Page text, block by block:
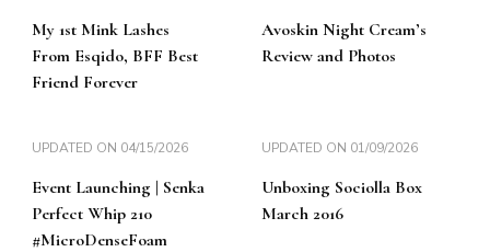
My 1st Mink Lashes
From Esqido, BFF Best
Friend Forever
Avoskin Night Cream’s
Review and Photos
UPDATED ON 04/15/2026
Event Launching | Senka
Perfect Whip 210
#MicroDenseFoam
UPDATED ON 01/09/2026
Unboxing Sociolla Box
March 2016